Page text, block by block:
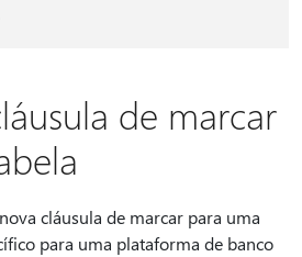
de marcar
cláusula de marcar para uma
para uma plataforma de banco